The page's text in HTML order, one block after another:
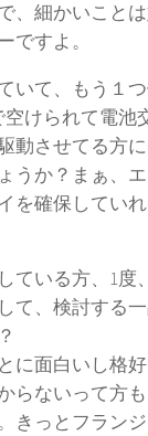
、細かいこと
ですよ。
いて、もう１
けられて電池
動させてる方
うか？まぁ、
を確保してい
ている方、1度
て、検討する
に面白いし格
らないって方
きっとフラン